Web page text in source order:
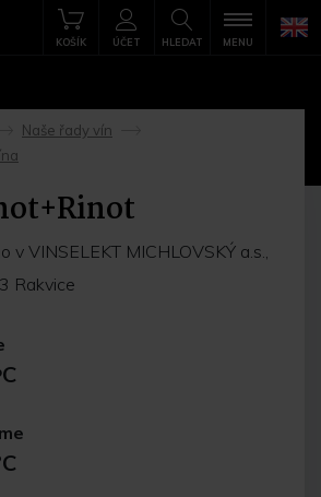
HLEDAT
KOŠÍK ÚČET MENU
->
Naše řady vín
v VINSELEKT MICHLOVSKÝ a.s.,
Rakvice